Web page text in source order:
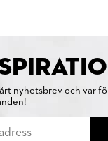
nyhetsbrev och var